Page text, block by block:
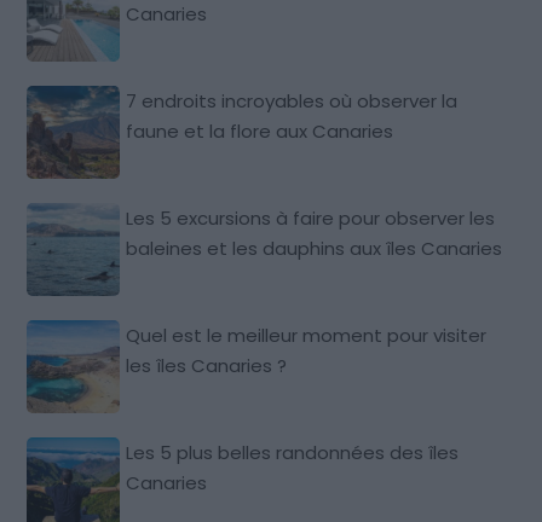
Canaries
7 endroits incroyables où observer la
faune et la flore aux Canaries
Les 5 excursions à faire pour observer les
baleines et les dauphins aux îles Canaries
Quel est le meilleur moment pour visiter
les îles Canaries ?
Les 5 plus belles randonnées des îles
Canaries